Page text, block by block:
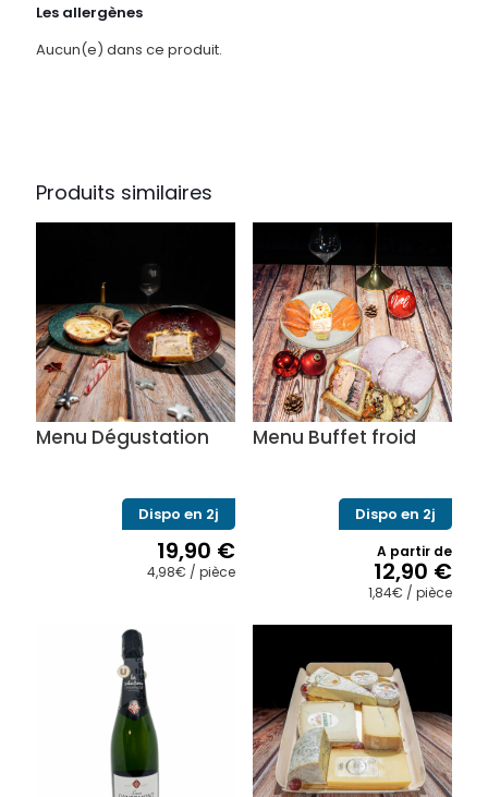
Les allergènes
Aucun(e) dans ce produit.
Produits similaires
Menu Dégustation
Dispo en 2j
19,90 €
4,98€ / pièce
a
plusieurs
variations.
Les
options
peuvent
être
choisies
Menu Buffet froid
Dispo en 2j
A partir de
12,90 €
1,84€ / pièce
plusieurs
variations.
Les
options
peuvent
être